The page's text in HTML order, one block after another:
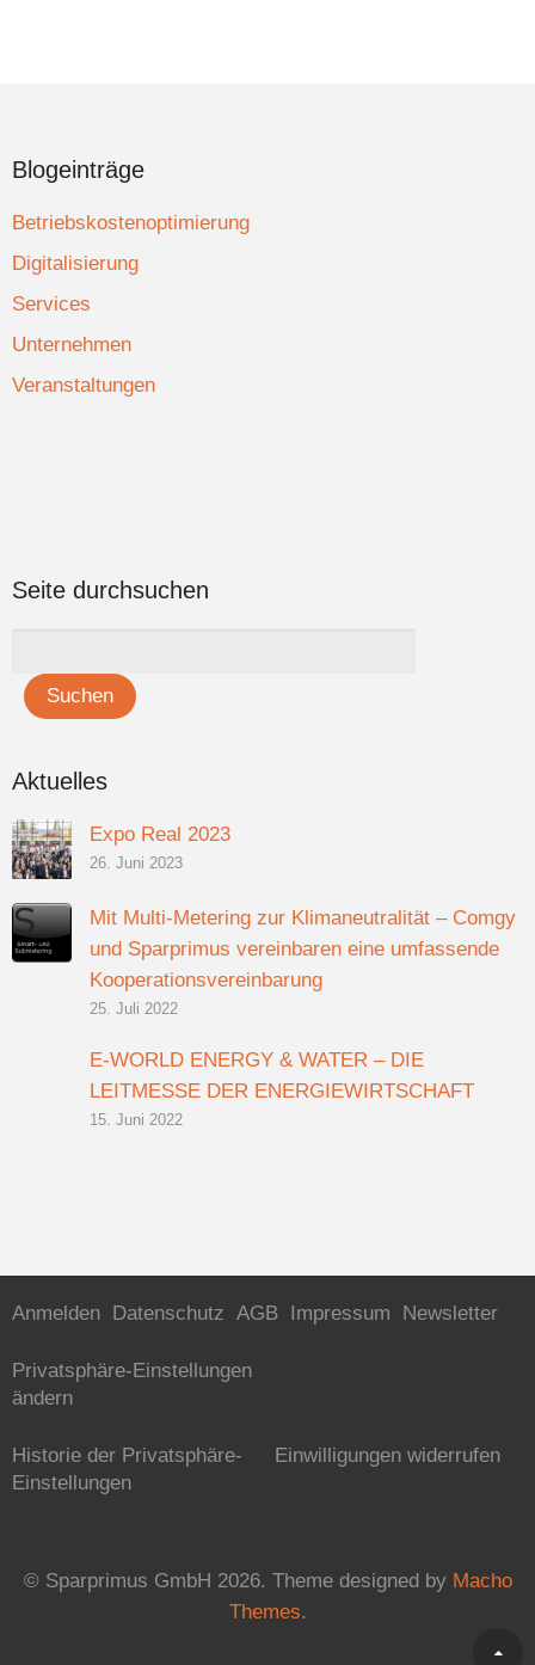
Blogeinträge
Betriebskostenoptimierung
Digitalisierung
Services
Unternehmen
Veranstaltungen
Seite durchsuchen
Aktuelles
Expo Real 2023
26. Juni 2023
Mit Multi-Metering zur Klimaneutralität – Comgy
und Sparprimus vereinbaren eine umfassende
Kooperationsvereinbarung
25. Juli 2022
E-WORLD ENERGY & WATER – DIE
LEITMESSE DER ENERGIEWIRTSCHAFT
15. Juni 2022
Anmelden Datenschutz AGB Impressum Newsletter
Privatsphäre-Einstellungen
ändern
Historie der Privatsphäre-
Einstellungen
Einwilligungen widerrufen
© Sparprimus GmbH 2026. Theme designed by Macho
Themes.